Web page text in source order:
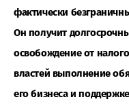
фактически
Он получит
освобождение от
властей выполнение
его бизнеса и